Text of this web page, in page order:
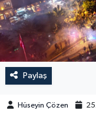
Paylaş
Hüseyin Çözen